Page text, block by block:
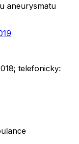
aneurysmatu
telefonicky: